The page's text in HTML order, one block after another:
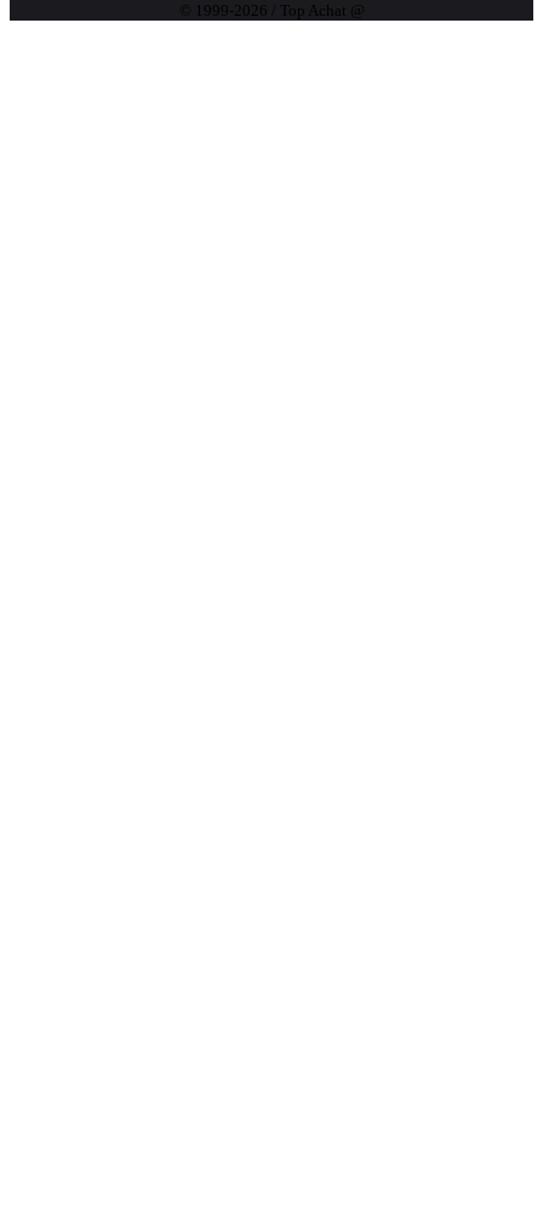
© 1999-2026 / Top Achat @